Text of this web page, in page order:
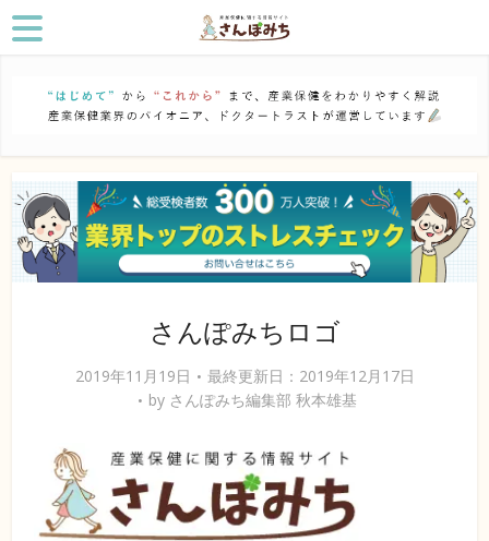
さんぽみちロゴ
2019年11月19日
最終更新日：2019年12月17日
by さんぽみち編集部 秋本雄基